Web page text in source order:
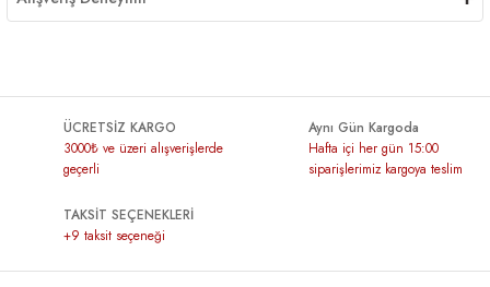
ÜCRETSİZ KARGO
3000₺ ve üzeri alışverişlerde
geçerli
Aynı Gün Kargoda
Hafta içi her gün 15:00
siparişlerimiz kargoya teslim
TAKSİT SEÇENEKLERİ
+9 taksit seçeneği